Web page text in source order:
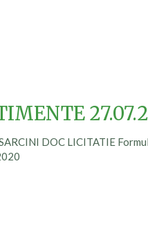
DOC LICITATIE